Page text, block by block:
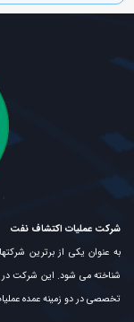
شرکت عملیات اکتشاف نفت
به عنوان یکی از برترین
تخصصی در دو زمینه عمده